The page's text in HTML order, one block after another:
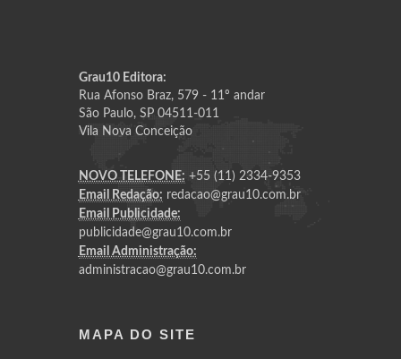
Grau10 Editora:
Rua Afonso Braz, 579 - 11º andar
São Paulo, SP 04511-011
Vila Nova Conceição
NOVO TELEFONE: +55 (11) 2334-9353
Email Redação: redacao@grau10.com.br
Email Publicidade:
publicidade@grau10.com.br
Email Administração:
administracao@grau10.com.br
MAPA DO SITE